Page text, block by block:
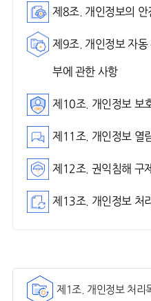
제8조. 개인정보의 안
제9조. 개인정보 자동
부에 관한 사항
제10조. 개인정보 보
제11조. 개인정보 열
제12조. 권익침해 구
제13조. 개인정보 처
제1조. 개인정보 처리